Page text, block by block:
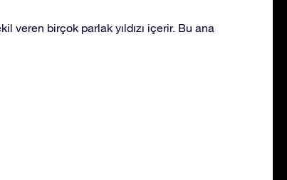
veren birçok parlak yıldızı içerir. Bu ana